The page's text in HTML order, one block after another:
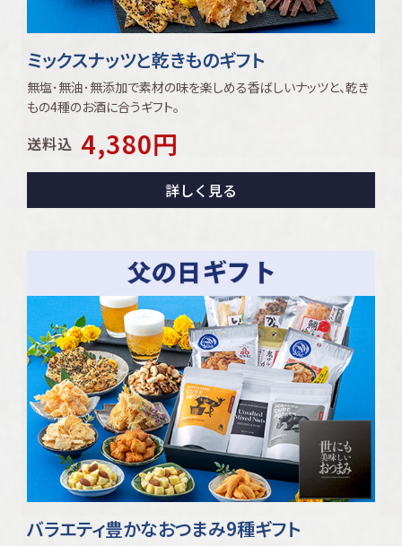
ミックスナッツと乾きものギフト
無塩･無油･無添加で素材の味を楽しめる香ばしいナッツと、乾き
もの4種のお酒に合うギフト｡
送料込 4,380円
詳しく見る
バラエティ豊かなおつまみ9種ギフト